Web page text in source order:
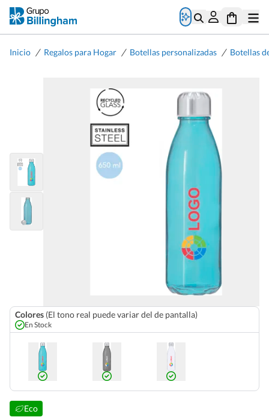
Inicio / Regalos para Hogar / Botellas personalizadas / Botellas
Colores (El tono real puede variar del de pantalla)
En Stock
Eco